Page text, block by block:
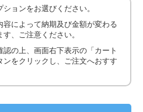
ョンをお選びください。
容によって納期及び金額が変わる
、ご注意ください。
認の上、画面右下表示の「カート
ンをクリックし、ご注文へおすす